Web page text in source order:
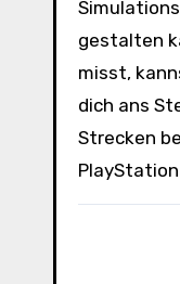
gestalten
misst,
dich ans
Strecken